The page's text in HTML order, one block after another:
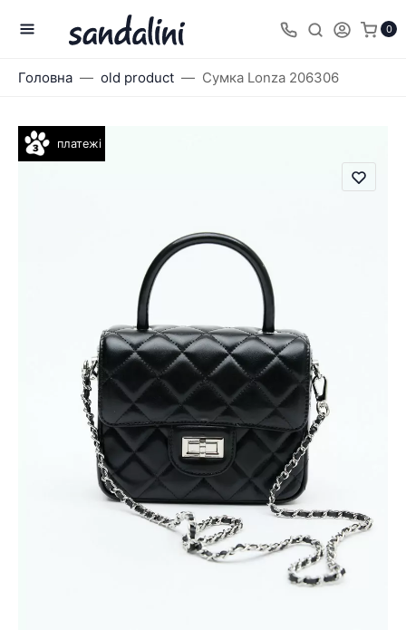
0
Головна old product Сумка Lonza 206306
платежі